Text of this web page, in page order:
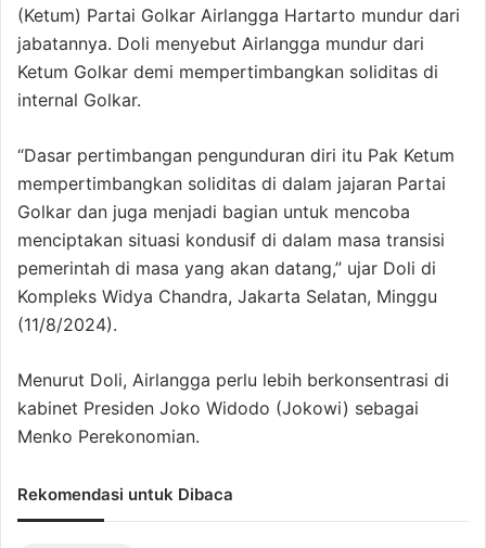
(Ketum) Partai Golkar Airlangga Hartarto mundur dari
jabatannya. Doli menyebut Airlangga mundur dari
Ketum Golkar demi mempertimbangkan soliditas di
internal Golkar.
“Dasar pertimbangan pengunduran diri itu Pak Ketum
mempertimbangkan soliditas di dalam jajaran Partai
Golkar dan juga menjadi bagian untuk mencoba
menciptakan situasi kondusif di dalam masa transisi
pemerintah di masa yang akan datang,” ujar Doli di
Kompleks Widya Chandra, Jakarta Selatan, Minggu
(11/8/2024).
Menurut Doli, Airlangga perlu lebih berkonsentrasi di
kabinet Presiden Joko Widodo (Jokowi) sebagai
Menko Perekonomian.
Rekomendasi untuk Dibaca